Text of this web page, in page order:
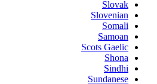
Slovak
Slovenian
Somali
Samoan
Scots Gaelic
Shona
Sindhi
Sundanese